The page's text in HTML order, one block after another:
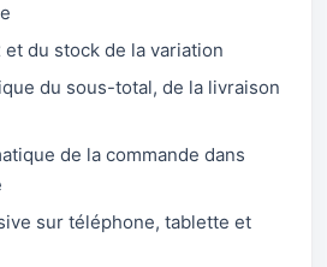
du stock de la variation
du sous-total, de la livraison
de la commande dans
sur téléphone, tablette et